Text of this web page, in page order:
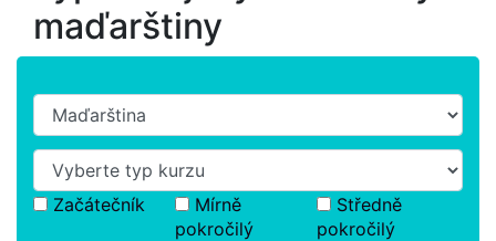
maďarštiny
Začátečník
Mírně
pokročilý
Středně
pokročilý